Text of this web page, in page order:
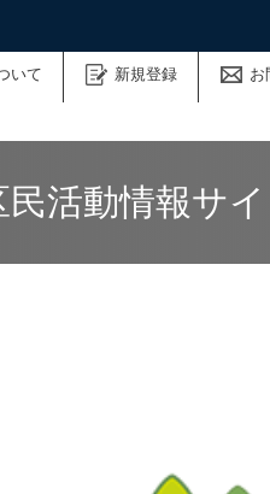
いて 新規登録 お
民活動情報サ